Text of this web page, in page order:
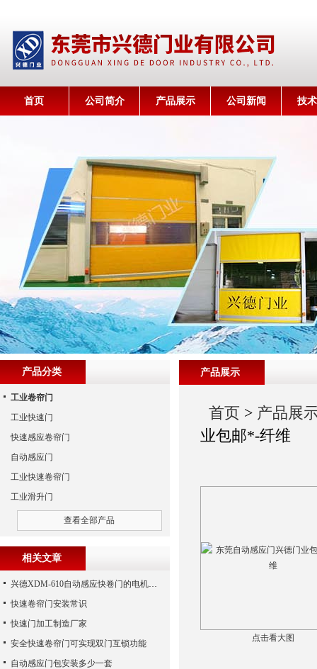
首页 公司简介 产品展示 公司新闻 技
产品展示
首页 > 产品展
业包邮*-纤维
点击看大图
产品分类
工业卷帘门
工业快速门
快速感应卷帘门
自动感应门
工业快速卷帘门
工业滑升门
查看全部产品
相关文章
兴德XDM-610自动感应快卷门的电机介绍
快速卷帘门安装常识
快速门加工制造厂家
安全快速卷帘门可实现双门互锁功能
自动感应门包安装多少一套